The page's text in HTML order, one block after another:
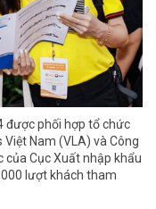
được phối hợp tổ chức
Việt Nam (VLA) và Công
Cục Xuất nhập khẩu
lượt khách tham